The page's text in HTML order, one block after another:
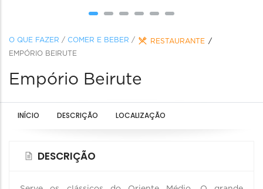
O QUE FAZER / COMER E BEBER /
RESTAURANTE
EMPÓRIO BEIRUTE
Empório Beirute
INÍCIO DESCRIÇÃO LOCALIZAÇÃO
DESCRIÇÃO